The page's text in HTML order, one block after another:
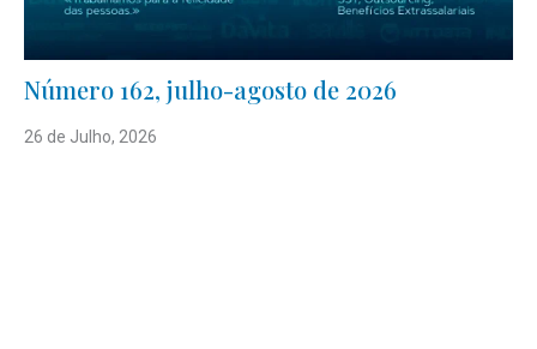
Número 162, julho-agosto de 2026
26 de Julho, 2026